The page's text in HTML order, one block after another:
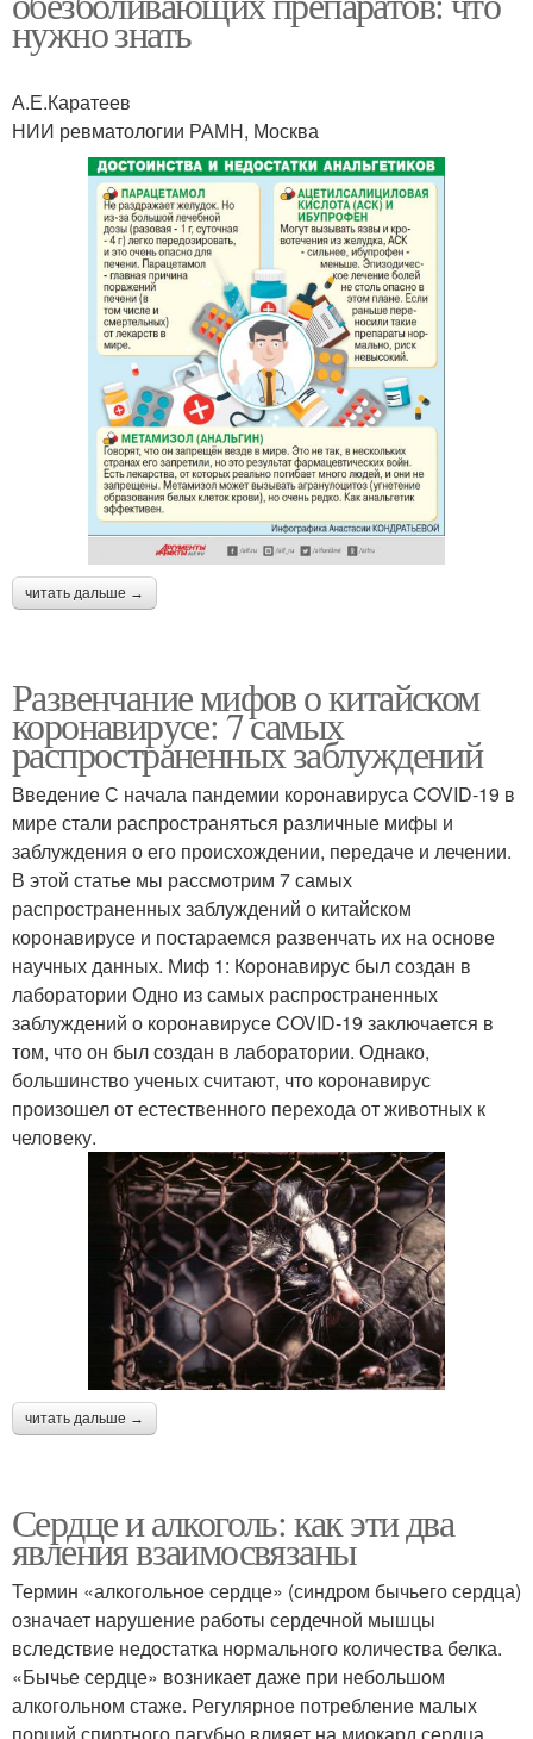
нужно знать
А.Е.Каратеев
НИИ ревматологии РАМН, Москва
читать дальше →
Развенчание мифов о китайском
коронавирусе: 7 самых
распространенных заблуждений
Введение С начала пандемии коронавируса COVID-19 в
мире стали распространяться различные мифы и
заблуждения о его происхождении, передаче и лечении.
В этой статье мы рассмотрим 7 самых
распространенных заблуждений о китайском
коронавирусе и постараемся развенчать их на основе
научных данных. Миф 1: Коронавирус был создан в
лаборатории Одно из самых распространенных
заблуждений о коронавирусе COVID-19 заключается в
том, что он был создан в лаборатории. Однако,
большинство ученых считают, что коронавирус
произошел от естественного перехода от животных к
человеку.
читать дальше →
Сердце и алкоголь: как эти два
явления взаимосвязаны
Термин «алкогольное сердце» (синдром бычьего сердца)
означает нарушение работы сердечной мышцы
вследствие недостатка нормального количества белка.
«Бычье сердце» возникает даже при небольшом
алкогольном стаже. Регулярное потребление малых
порций спиртного пагубно влияет на миокард сердца,